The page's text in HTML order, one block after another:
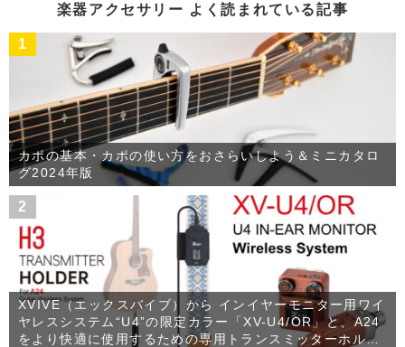
楽器アクセサリー よく読まれている記事
1
カポの基本・カポの使い方をおさらいしよう＆ミニカタロ
グ2024年版
2
XVIVE（エックスバイブ）から インイヤーモニター用ワイ
ヤレスシステム“U4”の限定カラー「XV-U4/OR」と、A24
をより快適に使用するための専用トランスミッターホルダ